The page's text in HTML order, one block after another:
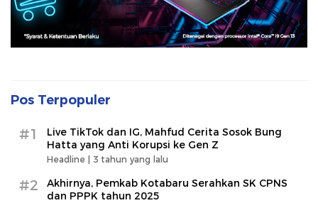
Pos Terpopuler
#1
Live TikTok dan IG, Mahfud Cerita Sosok Bung
Hatta yang Anti Korupsi ke Gen Z
Headline | 3 tahun yang lalu
#2
Akhirnya, Pemkab Kotabaru Serahkan SK CPNS
dan PPPK tahun 2025